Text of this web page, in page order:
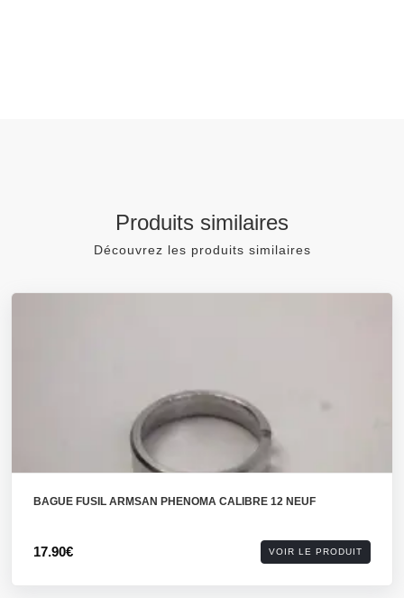
Produits similaires
Découvrez les produits similaires
BAGUE FUSIL ARMSAN PHENOMA CALIBRE 12 NEUF
17.90€ VOIR LE PRODUIT